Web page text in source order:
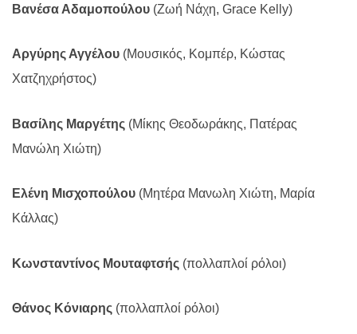
Βανέσα Αδαμοπούλου (Ζωή Νάχη, Grace Kelly)
Αργύρης Αγγέλου (Μουσικός, Κομπέρ, Κώστας
Χατζηχρήστος)
Βασίλης Μαργέτης (Μίκης Θεοδωράκης, Πατέρας
Μανώλη Χιώτη)
Ελένη Μισχοπούλου (Μητέρα Μανωλη Χιώτη, Μαρία
Κάλλας)
Κωνσταντίνος Μουταφτσής (πολλαπλοί ρόλοι)
Θάνος Κόνιαρης (πολλαπλοί ρόλοι)